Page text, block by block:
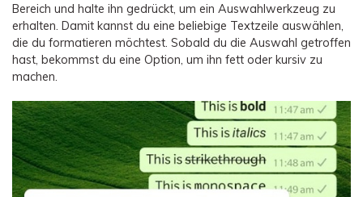
Bereich und halte ihn gedrückt, um ein Auswahlwerkzeug zu
erhalten. Damit kannst du eine beliebige Textzeile auswählen,
die du formatieren möchtest. Sobald du die Auswahl getroffen
hast, bekommst du eine Option, um ihn fett oder kursiv zu
machen.